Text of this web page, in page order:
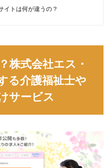
イトは何が違うの？
株式会社エス・
る介護福祉士や
サービス
保育士人材バンク
退職代行
ベンチャー企業
ハタラクティブ
備管理技能士
ク企業
フリーター
ナビパートナーズ紹介
薬剤師
ミドルベンチャー
ー
メドフィット